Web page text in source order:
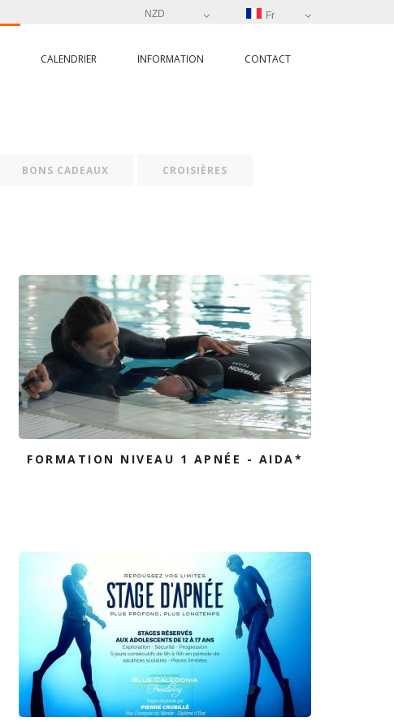
Fr
NZD
CALENDRIER INFORMATION CONTACT
BONS CADEAUX CROISIÈRES
FORMATION NIVEAU 1 APNÉE - AIDA*